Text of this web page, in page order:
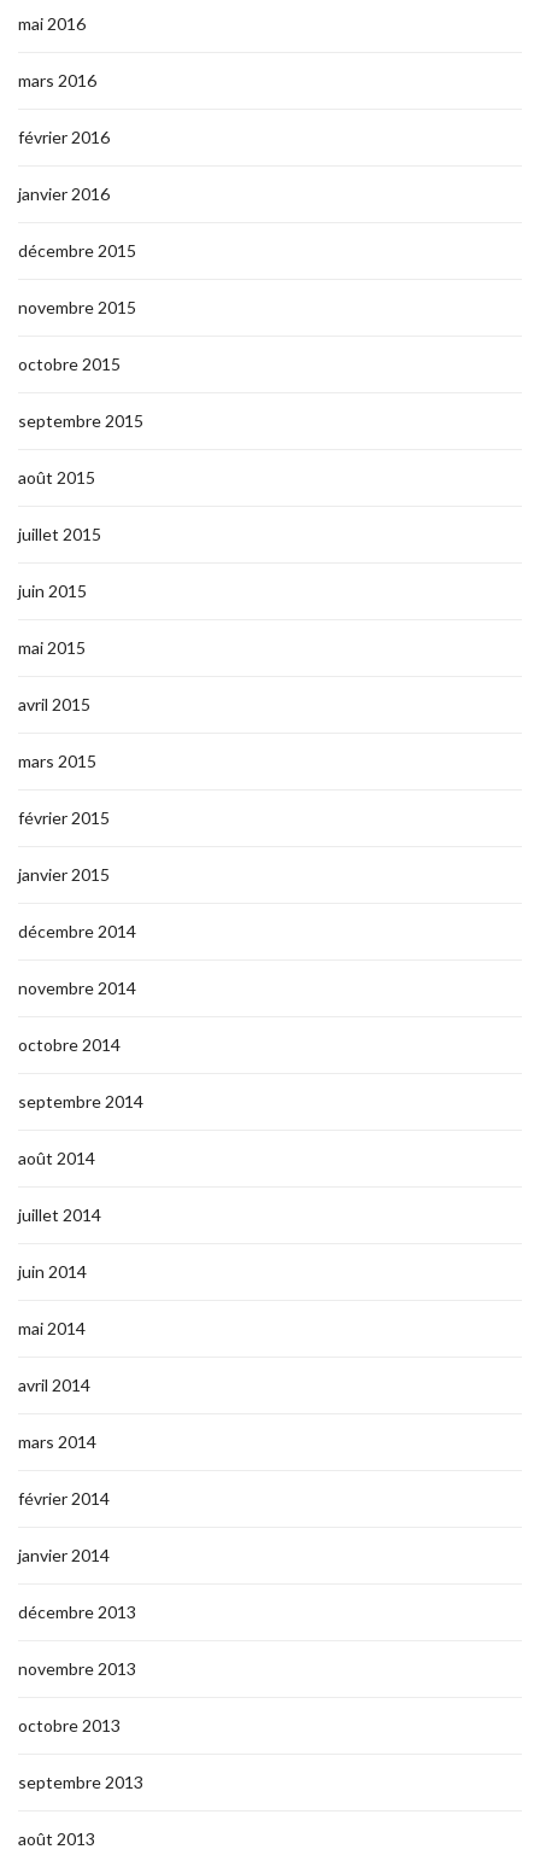
mai 2016
mars 2016
février 2016
janvier 2016
décembre 2015
novembre 2015
octobre 2015
septembre 2015
août 2015
juillet 2015
juin 2015
mai 2015
avril 2015
mars 2015
février 2015
janvier 2015
décembre 2014
novembre 2014
octobre 2014
septembre 2014
août 2014
juillet 2014
juin 2014
mai 2014
avril 2014
mars 2014
février 2014
janvier 2014
décembre 2013
novembre 2013
octobre 2013
septembre 2013
août 2013